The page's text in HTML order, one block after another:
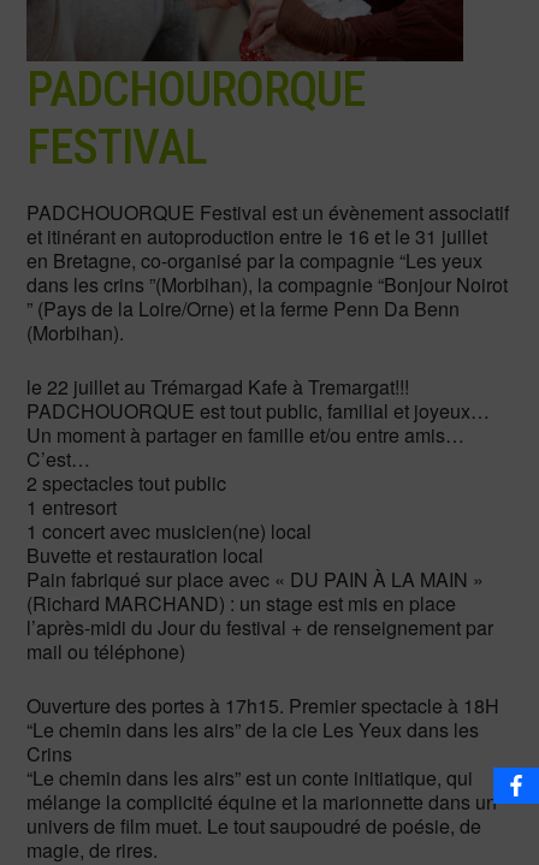
PADCHOURORQUE
FESTIVAL
PADCHOUORQUE Festival est un évènement associatif
et itinérant en autoproduction entre le 16 et le 31 juillet
en Bretagne, co-organisé par la compagnie “Les yeux
dans les crins ”(Morbihan), la compagnie “Bonjour Noirot
” (Pays de la Loire/Orne) et la ferme Penn Da Benn
(Morbihan).
le 22 juillet au Trémargad Kafe à Tremargat!!!
PADCHOUORQUE est tout public, familial et joyeux…
Un moment à partager en famille et/ou entre amis…
C’est…
2 spectacles tout public
1 entresort
1 concert avec musicien(ne) local
Buvette et restauration local
Pain fabriqué sur place avec « DU PAIN À LA MAIN »
(Richard MARCHAND) : un stage est mis en place
l’après-midi du Jour du festival + de renseignement par
mail ou téléphone)
Ouverture des portes à 17h15. Premier spectacle à 18H
“Le chemin dans les airs” de la cie Les Yeux dans les
Crins
“Le chemin dans les airs” est un conte initiatique, qui
mélange la complicité équine et la marionnette dans un
univers de film muet. Le tout saupoudré de poésie, de
magie, de rires.